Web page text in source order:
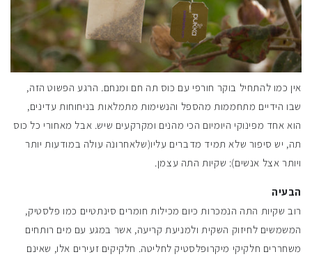
אין כמו להתחיל בוקר חורפי עם כוס תה חם ומנחם. הרגע הפשוט הזה,
שבו הידיים מתחממות מהספל והנשימות מתמלאות בניחוחות עדינים,
הוא אחד מפינוקי היומיום הכי מהנים ומקרקעים שיש. אבל מאחורי כל כוס
תה, יש סיפור שלא תמיד מדברים עליו(שלאחרונה עולה במודעות יותר
ויותר אצל אנשים): שקיות התה עצמן.
הבעיה
רוב שקיות התה הנמכרות כיום מכילות חומרים סינתטיים כמו פלסטיק,
המשמשים לחיזוק השקית ולמניעת קריעה, אשר במגע עם מים רותחים
משחררים חלקיקי מיקרופלסטיק לחליטה. חלקיקים זעירים אלו, שאינם